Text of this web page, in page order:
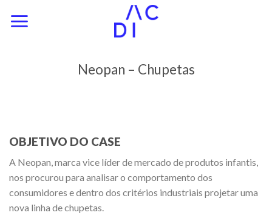
Neopan – Chupetas
OBJETIVO DO CASE
A Neopan, marca vice líder de mercado de produtos infantis,
nos procurou para analisar o comportamento dos
consumidores e dentro dos critérios industriais projetar uma
nova linha de chupetas.